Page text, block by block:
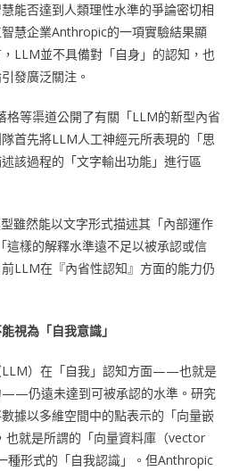
能否達到人類理性水準的爭論密切相
慧企業Anthropic的一項實驗結果顯
LLM並不具備對「自身」的認知，也
發廣泛關注。
等渠道公開了有關「LLM的新型內省
首先將LLM人工神經元所表現的「思
該過程的「文字輸出功能」進行區
雖然能以文字形式描述其「內部運作
樣的解釋水準遠不足以被承認或信
LLM在『內省性認知』方面的能力仍
視為「自我意識」
LLM）在「自我」認知方面——也就是
——仍遠未達到可被承認的水準。研究
據以多維空間中的點表示的「向量嵌
就是所謂的「向量資料庫（vector
種形式的「自我認識」。但Anthropic